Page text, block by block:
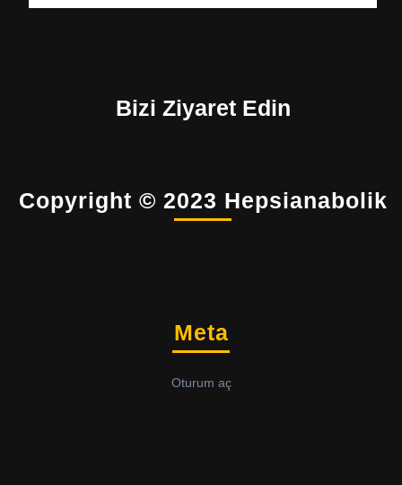
Bizi Ziyaret Edin
Copyright © 2023 Hepsianabolik
Meta
Oturum aç